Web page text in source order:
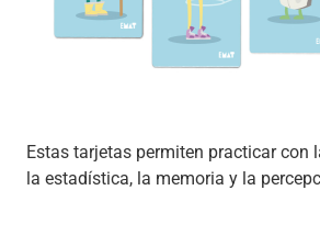
Estas tarjetas permiten practicar con
la estadística, la memoria y la